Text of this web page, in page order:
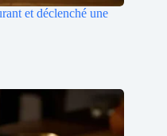
et déclenché une